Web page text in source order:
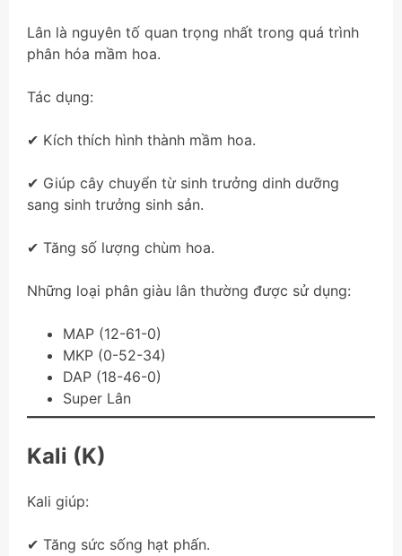
Lân là nguyên tố quan trọng nhất trong quá trình
phân hóa mầm hoa.
Tác dụng:
✔ Kích thích hình thành mầm hoa.
✔ Giúp cây chuyển từ sinh trưởng dinh dưỡng
sang sinh trưởng sinh sản.
✔ Tăng số lượng chùm hoa.
Những loại phân giàu lân thường được sử dụng:
MAP (12-61-0)
MKP (0-52-34)
DAP (18-46-0)
Super Lân
Kali (K)
Kali giúp:
✔ Tăng sức sống hạt phấn.